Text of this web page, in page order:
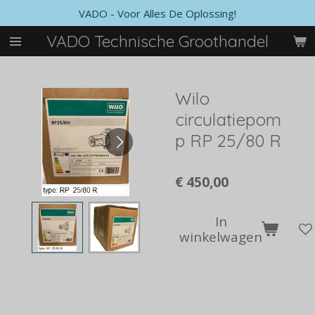
direct
naar
de
VADO Technische Groothandel
VADO - Voor Alles De Oplossing!
Wilo
circulatiepom
p RP 25/80 R
€ 450,00
In
winkelwagen